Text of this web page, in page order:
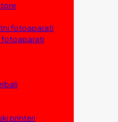
fotoaparati
fotoaparati
printeri